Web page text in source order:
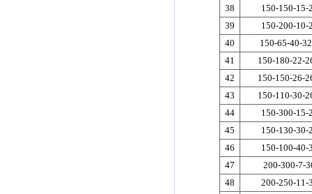
38
150-150-15-
39
150-200-10-
40
150-65-40-
41
150-180-22-
42
150-150-26-
43
150-110-30-
44
150-300-15-
45
150-130-30-
46
150-100-40-
47
200-300-7-
48
200-250-11-